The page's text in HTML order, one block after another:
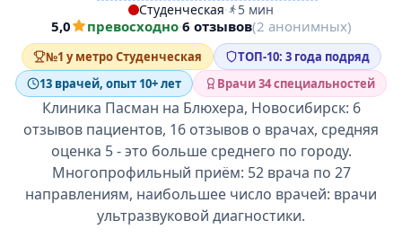
Студенческая· 5 мин
5,0 превосходно·6 отзывов(2 анонимных)
№1 у метро Студенческая
ТОП-10: 3 года подряд
13 врачей, опыт 10+ лет
Врачи 34 специальностей
Клиника Пасман на Блюхера, Новосибирск: 6
отзывов пациентов, 16 отзывов о врачах, средняя
оценка 5 - это больше среднего по городу.
Многопрофильный приём: 52 врача по 27
направлениям, наибольшее число врачей: врачи
ультразвуковой диагностики.